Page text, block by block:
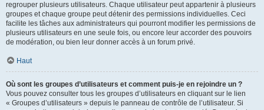
regrouper plusieurs utilisateurs. Chaque utilisateur peut appartenir à plusieurs
groupes et chaque groupe peut détenir des permissions individuelles. Ceci
facilite les tâches aux administrateurs qui pourront modifier les permissions de
plusieurs utilisateurs en une seule fois, ou encore leur accorder des pouvoirs
de modération, ou bien leur donner accès à un forum privé.
Haut
Où sont les groupes d’utilisateurs et comment puis-je en rejoindre un ?
Vous pouvez consulter tous les groupes d’utilisateurs en cliquant sur le lien
« Groupes d’utilisateurs » depuis le panneau de contrôle de l’utilisateur. Si